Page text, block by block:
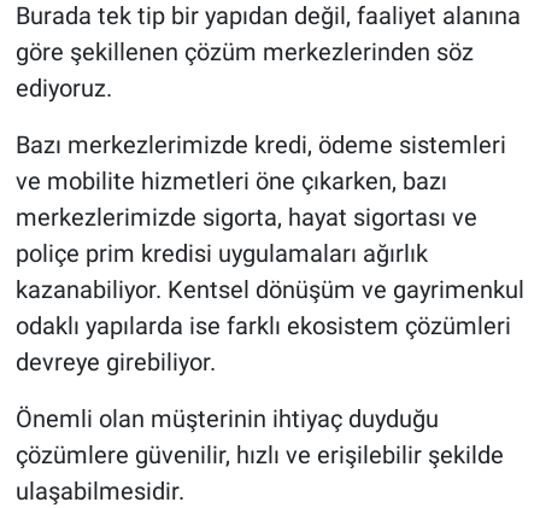
Burada tek tip bir yapıdan değil, faaliyet alanına
göre şekillenen çözüm merkezlerinden söz
ediyoruz.
Bazı merkezlerimizde kredi, ödeme sistemleri
ve mobilite hizmetleri öne çıkarken, bazı
merkezlerimizde sigorta, hayat sigortası ve
poliçe prim kredisi uygulamaları ağırlık
kazanabiliyor. Kentsel dönüşüm ve gayrimenkul
odaklı yapılarda ise farklı ekosistem çözümleri
devreye girebiliyor.
Önemli olan müşterinin ihtiyaç duyduğu
çözümlere güvenilir, hızlı ve erişilebilir şekilde
ulaşabilmesidir.